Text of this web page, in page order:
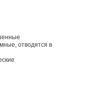
отводятся в